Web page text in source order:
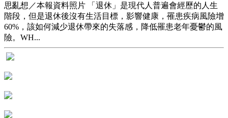
思亂想／本報資料照片 「退休」是現代人普遍會經歷的人生
階段，但是退休後沒有生活目標，影響健康，罹患疾病風險增
60%，該如何減少退休帶來的失落感，降低罹患老年憂鬱的風
險。WH...